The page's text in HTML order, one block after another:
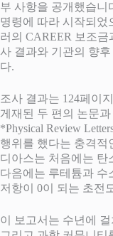
부 사항을 공개했습니
명령에 따라 시작되었
러의 CAREER 보조
사 결과와 기관의 향
다.
조사 결과는 124페이
게재된 두 편의 논문과
*Physical Review
행위를 했다는 충격적
디아스는 처음에는 탄
다음에는 루테튬과 수
저항이 0이 되는 초전
이 보고서는 수년에